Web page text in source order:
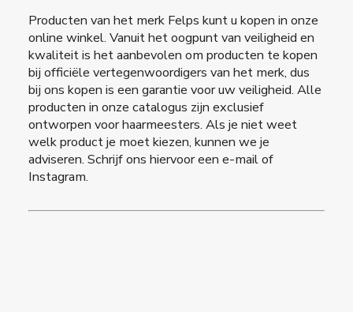
Producten van het merk Felps kunt u kopen in onze
online winkel. Vanuit het oogpunt van veiligheid en
kwaliteit is het aanbevolen om producten te kopen
bij officiële vertegenwoordigers van het merk, dus
bij ons kopen is een garantie voor uw veiligheid. Alle
producten in onze catalogus zijn exclusief
ontworpen voor haarmeesters. Als je niet weet
welk product je moet kiezen, kunnen we je
adviseren. Schrijf ons hiervoor een e-mail of
Instagram.